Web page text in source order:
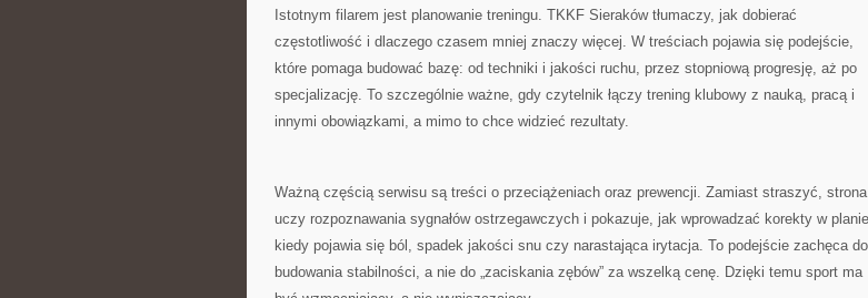
Istotnym filarem jest planowanie treningu. TKKF Sieraków tłumaczy, jak dobierać
częstotliwość i dlaczego czasem mniej znaczy więcej. W treściach pojawia się podejście,
które pomaga budować bazę: od techniki i jakości ruchu, przez stopniową progresję, aż po
specjalizację. To szczególnie ważne, gdy czytelnik łączy trening klubowy z nauką, pracą i
innymi obowiązkami, a mimo to chce widzieć rezultaty.
Ważną częścią serwisu są treści o przeciążeniach oraz prewencji. Zamiast straszyć, strona
uczy rozpoznawania sygnałów ostrzegawczych i pokazuje, jak wprowadzać korekty w
kiedy pojawia się ból, spadek jakości snu czy narastająca irytacja. To podejście zachęca do
budowania stabilności, a nie do „zaciskania zębów” za wszelką cenę. Dzięki temu sport ma